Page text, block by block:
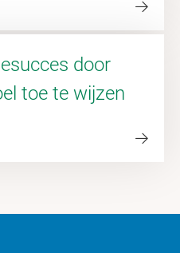
door
toe te wijzen